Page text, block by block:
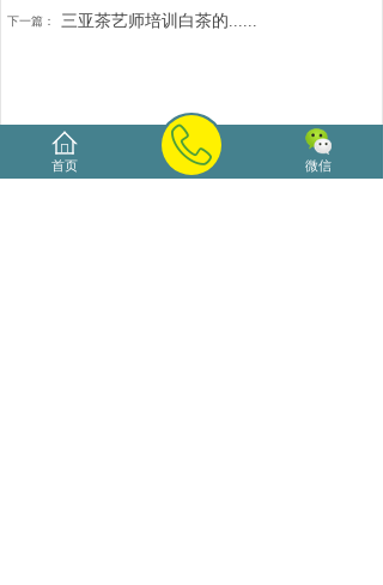
下一篇： 三亚茶艺师培训白茶的......
首页 微信